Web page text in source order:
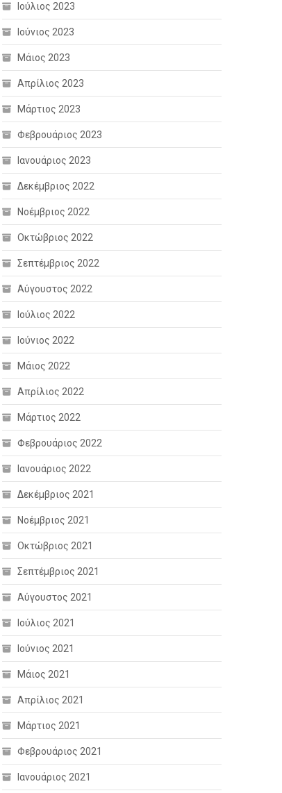
Ιούλιος 2023
Ιούνιος 2023
Μάιος 2023
Απρίλιος 2023
Μάρτιος 2023
Φεβρουάριος 2023
Ιανουάριος 2023
Δεκέμβριος 2022
Νοέμβριος 2022
Οκτώβριος 2022
Σεπτέμβριος 2022
Αύγουστος 2022
Ιούλιος 2022
Ιούνιος 2022
Μάιος 2022
Απρίλιος 2022
Μάρτιος 2022
Φεβρουάριος 2022
Ιανουάριος 2022
Δεκέμβριος 2021
Νοέμβριος 2021
Οκτώβριος 2021
Σεπτέμβριος 2021
Αύγουστος 2021
Ιούλιος 2021
Ιούνιος 2021
Μάιος 2021
Απρίλιος 2021
Μάρτιος 2021
Φεβρουάριος 2021
Ιανουάριος 2021